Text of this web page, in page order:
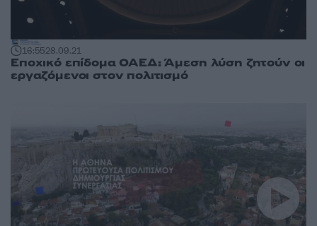
16:5528.09.21
Εποχικό επίδομα ΟΑΕΔ: Άμεση λύση ζητούν οι
εργαζόμενοι στον πολιτισμό